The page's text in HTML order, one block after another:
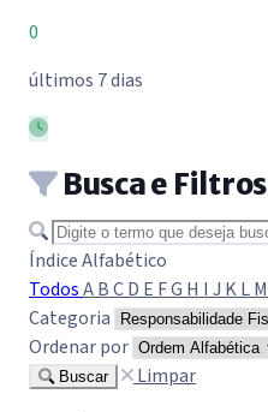
0
últimos 7 dias
Busca e Filtros
Buscar termo
Índice Alfabético
TodosABCD E FG H I J KLM
Categoria
Ordenar por
Buscar Limpar